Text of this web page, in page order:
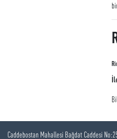
Caddebostan Mahallesi Bağdat Caddesi